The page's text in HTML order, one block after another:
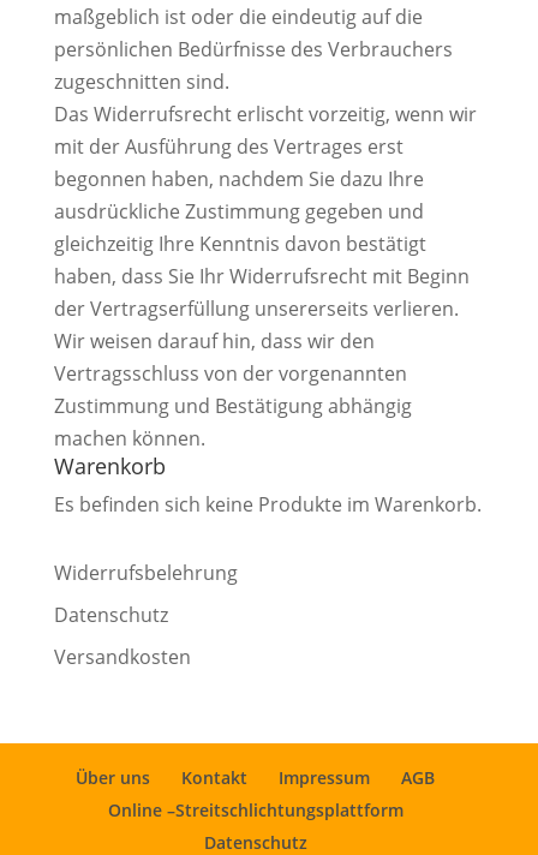
maßgeblich ist oder die eindeutig auf die
persönlichen Bedürfnisse des Verbrauchers
zugeschnitten sind.
Das Widerrufsrecht erlischt vorzeitig, wenn wir
mit der Ausführung des Vertrages erst
begonnen haben, nachdem Sie dazu Ihre
ausdrückliche Zustimmung gegeben und
gleichzeitig Ihre Kenntnis davon bestätigt
haben, dass Sie Ihr Widerrufsrecht mit Beginn
der Vertragserfüllung unsererseits verlieren.
Wir weisen darauf hin, dass wir den
Vertragsschluss von der vorgenannten
Zustimmung und Bestätigung abhängig
machen können.
Warenkorb
Es befinden sich keine Produkte im Warenkorb.
Widerrufsbelehrung
Datenschutz
Versandkosten
Über uns Kontakt Impressum
AGB
Online –Streitschlichtungsplattform
Datenschutz